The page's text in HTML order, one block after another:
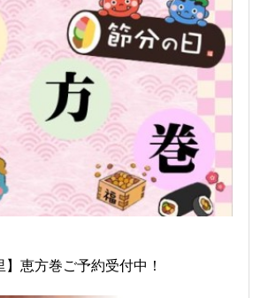
】恵方巻ご予約受付中！